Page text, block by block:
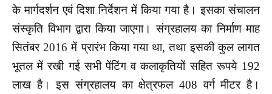
के मार्गदर्शन एवं दिशा निर्देशन में किया गया है। इसका संचालन
संस्कृति विभाग द्वारा किया जाएगा। संग्रहालय का निर्माण माह
सितंबर 2016 में प्रारंभ किया गया था, तथा इसकी कुल लागत
भूतल में रखी गई सभी पेंटिंग व कलाकृतियों सहित रूपये 192
लाख है। इस संग्रहालय का क्षेत्रफल 408 वर्ग मीटर है।